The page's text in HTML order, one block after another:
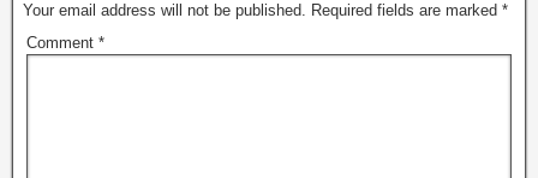
Your email address will not be published. Required fields are marked *
Comment *